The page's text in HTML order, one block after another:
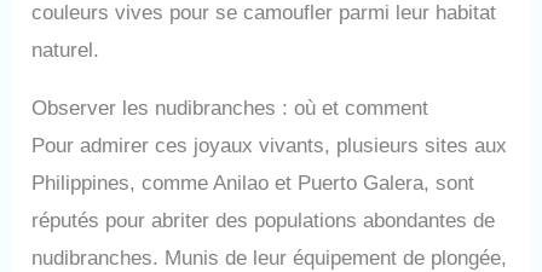
couleurs vives pour se camoufler parmi leur habitat
naturel.
Observer les nudibranches : où et comment
Pour admirer ces joyaux vivants, plusieurs sites aux
Philippines, comme Anilao et Puerto Galera, sont
réputés pour abriter des populations abondantes de
nudibranches. Munis de leur équipement de plongée,